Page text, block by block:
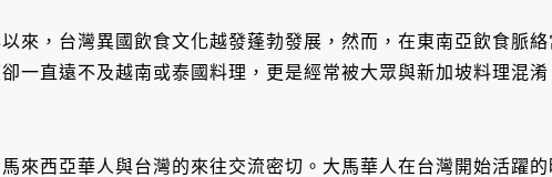
來，台灣異國飲食文化越發蓬勃發展，然而，在東南亞飲食脈
一直遠不及越南或泰國料理，更是經常被大眾與新加坡料理混
來西亞華人與台灣的來往交流密切。大馬華人在台灣開始活躍